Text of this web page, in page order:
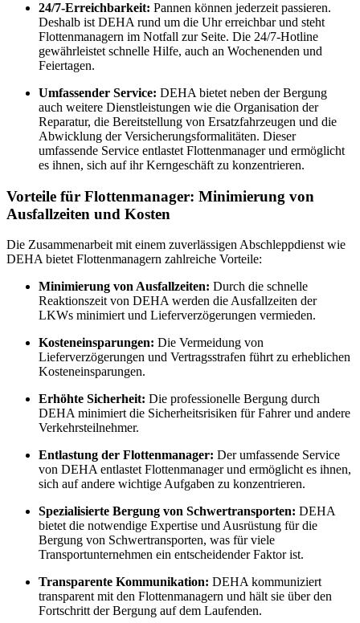
24/7-Erreichbarkeit: Pannen können jederzeit passieren.
Deshalb ist DEHA rund um die Uhr erreichbar und steht
Flottenmanagern im Notfall zur Seite. Die 24/7-Hotline
gewährleistet schnelle Hilfe, auch an Wochenenden und
Feiertagen.
Umfassender Service: DEHA bietet neben der Bergung
auch weitere Dienstleistungen wie die Organisation der
Reparatur, die Bereitstellung von Ersatzfahrzeugen und die
Abwicklung der Versicherungsformalitäten. Dieser
umfassende Service entlastet Flottenmanager und ermöglicht
es ihnen, sich auf ihr Kerngeschäft zu konzentrieren.
Vorteile für Flottenmanager: Minimierung von
Ausfallzeiten und Kosten
Die Zusammenarbeit mit einem zuverlässigen Abschleppdienst wie
DEHA bietet Flottenmanagern zahlreiche Vorteile:
Minimierung von Ausfallzeiten: Durch die schnelle
Reaktionszeit von DEHA werden die Ausfallzeiten der
LKWs minimiert und Lieferverzögerungen vermieden.
Kosteneinsparungen: Die Vermeidung von
Lieferverzögerungen und Vertragsstrafen führt zu erheblichen
Kosteneinsparungen.
Erhöhte Sicherheit: Die professionelle Bergung durch
DEHA minimiert die Sicherheitsrisiken für Fahrer und andere
Verkehrsteilnehmer.
Entlastung der Flottenmanager: Der umfassende Service
von DEHA entlastet Flottenmanager und ermöglicht es ihnen,
sich auf andere wichtige Aufgaben zu konzentrieren.
Spezialisierte Bergung von Schwertransporten: DEHA
bietet die notwendige Expertise und Ausrüstung für die
Bergung von Schwertransporten, was für viele
Transportunternehmen ein entscheidender Faktor ist.
Transparente Kommunikation: DEHA kommuniziert
transparent mit den Flottenmanagern und hält sie über den
Fortschritt der Bergung auf dem Laufenden.